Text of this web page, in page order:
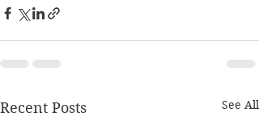
Recent Posts See All